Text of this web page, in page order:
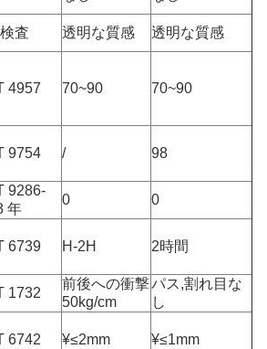
査 透明な質感 透明な質感
4957 70~90 70~90
9754 / 98
9286-
年
0 0
6739 H-2H 2時間
1732
前後への衝撃
50kg/cm
パス,割れ目な
し
6742 ¥≤2mm ¥≤1mm